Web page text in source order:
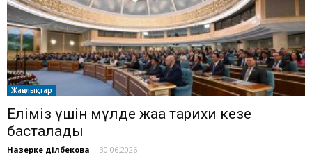
Жаңалықтар
Еліміз үшін мүлде жаңа тарихи кезең
басталады
Назерке Әділбекова - 30.06.2026